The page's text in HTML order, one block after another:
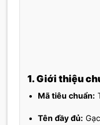
1. Giới thiệu
Mã tiêu chuẩn:
Tên đầy đủ: